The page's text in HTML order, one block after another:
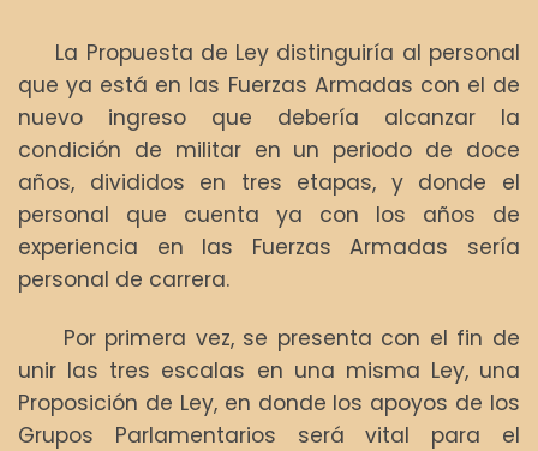
La Propuesta de Ley distinguiría al personal
que ya está en las Fuerzas Armadas con el de
nuevo ingreso que debería alcanzar la
condición de militar en un periodo de doce
años, divididos en tres etapas, y donde el
personal que cuenta ya con los años de
experiencia en las Fuerzas Armadas sería
personal de carrera.
Por primera vez, se presenta con el fin de
unir las tres escalas en una misma Ley, una
Proposición de Ley, en donde los apoyos de los
Grupos Parlamentarios será vital para el